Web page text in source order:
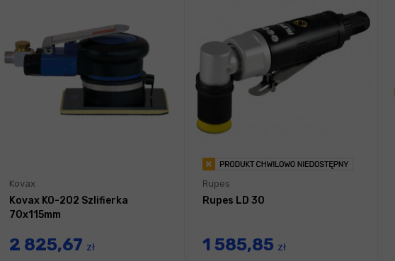
Kovax
Kovax KO-202 Szlifierka
70x115mm
2 825,67 zł
Rupes
Rupes LD 30
1 585,85 zł